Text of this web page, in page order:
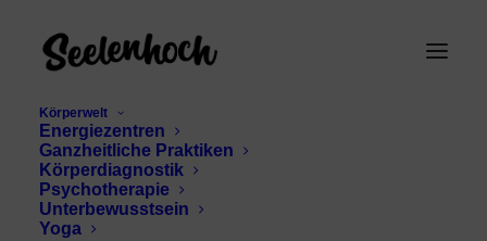
Körperwelt
Energiezentren
Ganzheitliche Praktiken
Körperdiagnostik
Psychotherapie
Unterbewusstsein
Yoga